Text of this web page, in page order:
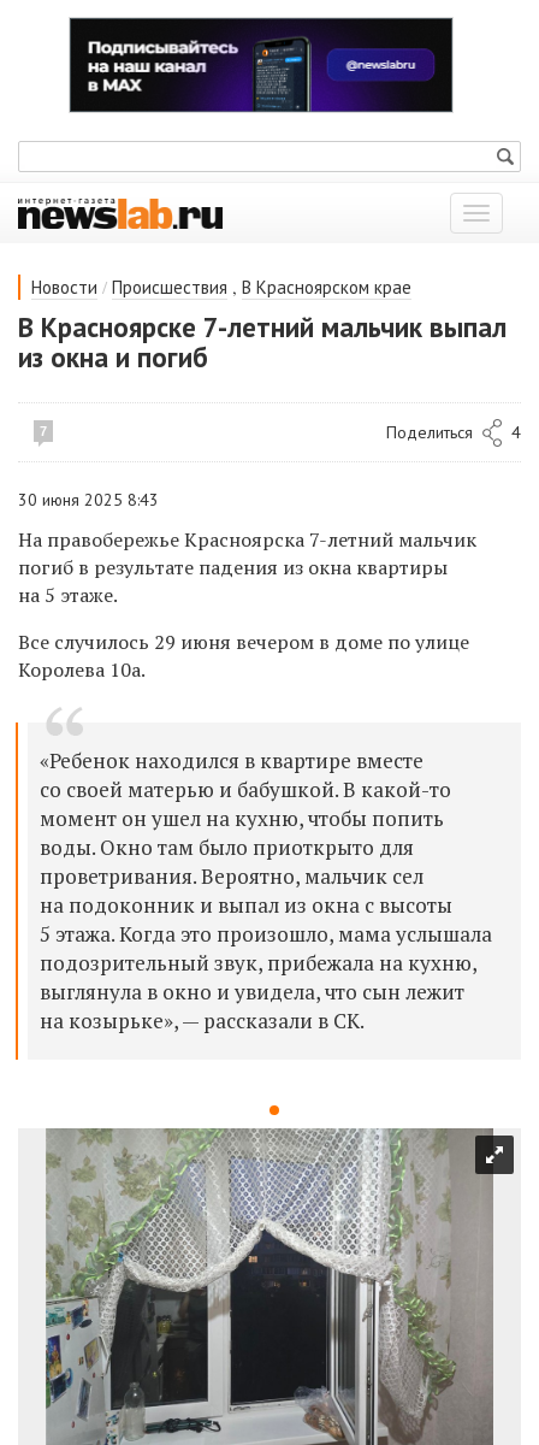
Показать
меню
Новости / Происшествия , В Красноярском крае
В Красноярске 7-летний мальчик выпал
из окна и погиб
7 Поделиться 4
30 июня 2025 8:43
️На правобережье Красноярска 7-летний мальчик
погиб в результате падения из окна квартиры
на 5 этаже.
Все случилось 29 июня вечером в доме по улице
Королева 10а.
«Ребенок находился в квартире вместе
со своей матерью и бабушкой. В какой-то
момент он ушел на кухню, чтобы попить
воды. Окно там было приоткрыто для
проветривания. Вероятно, мальчик сел
на подоконник и выпал из окна с высоты
5 этажа. Когда это произошло, мама услышала
подозрительный звук, прибежала на кухню,
выглянула в окно и увидела, что сын лежит
на козырьке», — рассказали в СК.